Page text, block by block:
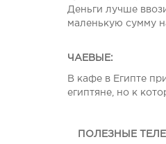
Деньги лучше
маленькую сумму
ЧАЕВЫЕ:
В кафе в Египте
египтяне, но к
ПОЛЕЗНЫЕ